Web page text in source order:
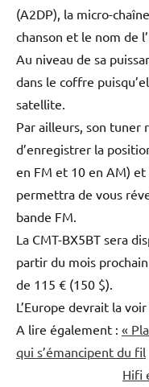
(A2DP), la micro-
chanson et le nom de
Au niveau de sa
dans le coffre
satellite.
Par ailleurs, son tuner
d’enregistrer la
en FM et 10 en AM)
permettra de vous
bande FM.
La CMT-BX5BT sera
partir du mois
de 115 € (150 $).
L’Europe devrait la
A lire également : «
qui s’émancipent du fil
Hifi